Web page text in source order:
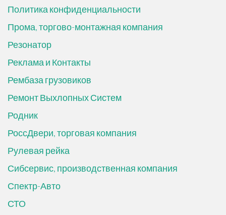
Политика конфиденциальности
Прома, торгово-монтажная компания
Резонатор
Реклама и Контакты
Рембаза грузовиков
Ремонт Выхлопных Систем
Родник
РоссДвери, торговая компания
Рулевая рейка
Сибсервис, производственная компания
Спектр-Авто
СТО